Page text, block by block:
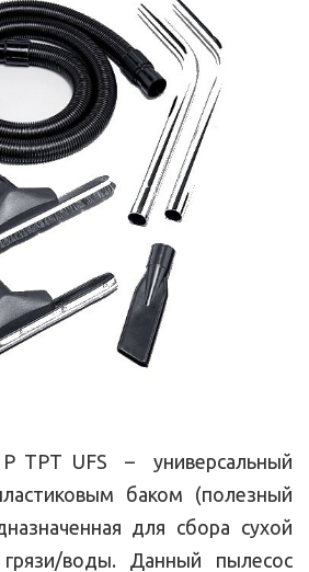
P TPT UFS – универсальный
баком (полезный
для сбора сухой
воды. Данный пылесос